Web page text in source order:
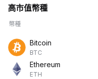
高市值幣種
幣種
Bitcoin
BTC
Ethereum
ETH